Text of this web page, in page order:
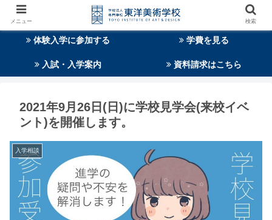
体験入学に参加する 学費を見る
入試・入学案内 資料請求はこちら
2021年9月26日(日)に学校見学会(来校イベ
ント)を開催します。
入学相談
メニュー 検索